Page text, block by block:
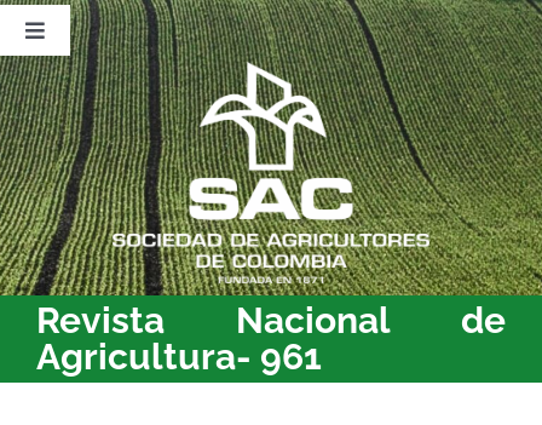
Saltar
contenido
Toggle
Navigation
Nosotros
Publicaciones
Sala de Prensa
Eventos
Revista Nacional de
Agricultura- 961